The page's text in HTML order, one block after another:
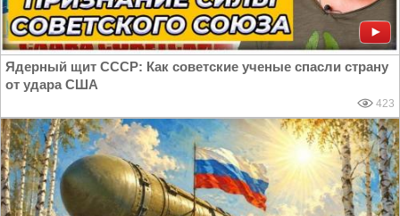
Ядерный щит СССР: Как советские ученые спасли страну
от удара США
423